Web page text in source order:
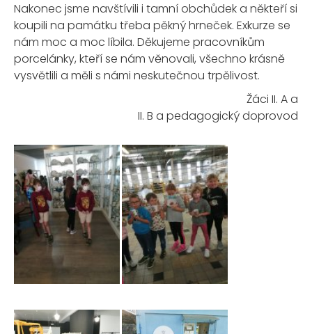
Nakonec jsme navštívili i tamní obchůdek a někteří si
koupili na památku třeba pěkný hrneček. Exkurze se
nám moc a moc líbila. Děkujeme pracovníkům
porcelánky, kteří se nám věnovali, všechno krásně
vysvětlili a měli s námi neskutečnou trpělivost.
Žáci II. A a
II. B a pedagogický doprovod